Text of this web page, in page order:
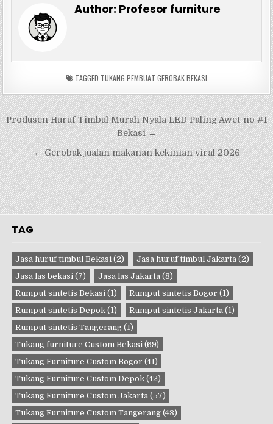
Author: Profesor furniture
TAGGED TUKANG PEMBUAT GEROBAK BEKASI
Navigasi
pos
Produsen Huruf Timbul Murah Nyala LED Paling Awet no #1
Bekasi →
← Gerobak jualan makanan kekinian viral 2026
TAG
Jasa huruf timbul Bekasi (2) Jasa huruf timbul Jakarta (2)
Jasa las bekasi (7) Jasa las Jakarta (8)
Rumput sintetis Bekasi (1) Rumput sintetis Bogor (1)
Rumput sintetis Depok (1) Rumput sintetis Jakarta (1)
Rumput sintetis Tangerang (1)
Tukang furniture Custom Bekasi (69)
Tukang Furniture Custom Bogor (41)
Tukang Furniture Custom Depok (42)
Tukang Furniture Custom Jakarta (57)
Tukang Furniture Custom Tangerang (43)